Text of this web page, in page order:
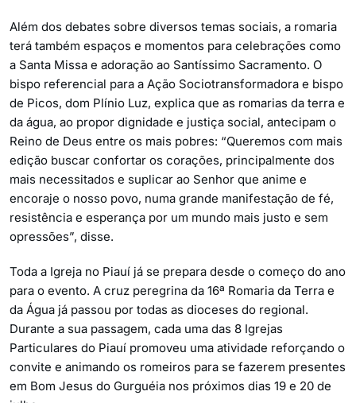
Além dos debates sobre diversos temas sociais, a romaria
terá também espaços e momentos para celebrações como
a Santa Missa e adoração ao Santíssimo Sacramento. O
bispo referencial para a Ação Sociotransformadora e bispo
de Picos, dom Plínio Luz, explica que as romarias da terra e
da água, ao propor dignidade e justiça social, antecipam o
Reino de Deus entre os mais pobres: “Queremos com mais
edição buscar confortar os corações, principalmente dos
mais necessitados e suplicar ao Senhor que anime e
encoraje o nosso povo, numa grande manifestação de fé,
resistência e esperança por um mundo mais justo e sem
opressões”, disse.
Toda a Igreja no Piauí já se prepara desde o começo do ano
para o evento. A cruz peregrina da 16ª Romaria da Terra e
da Água já passou por todas as dioceses do regional.
Durante a sua passagem, cada uma das 8 Igrejas
Particulares do Piauí promoveu uma atividade reforçando o
convite e animando os romeiros para se fazerem presentes
em Bom Jesus do Gurguéia nos próximos dias 19 e 20 de